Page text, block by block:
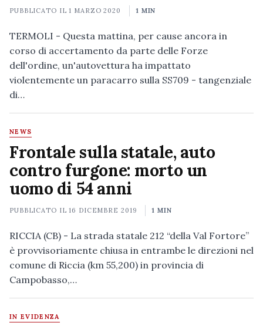
PUBBLICATO IL1 MARZO 2020 1 MIN
TERMOLI - Questa mattina, per cause ancora in
corso di accertamento da parte delle Forze
dell'ordine, un'autovettura ha impattato
violentemente un paracarro sulla SS709 - tangenziale
di…
NEWS
Frontale sulla statale, auto
contro furgone: morto un
uomo di 54 anni
PUBBLICATO IL16 DICEMBRE 2019 1 MIN
RICCIA (CB) - La strada statale 212 “della Val Fortore”
è provvisoriamente chiusa in entrambe le direzioni nel
comune di Riccia (km 55,200) in provincia di
Campobasso,…
IN EVIDENZA